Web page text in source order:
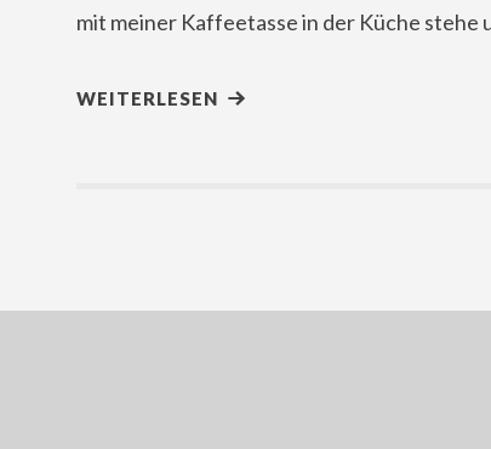
mit meiner Kaffeetasse in der Küche stehe
WEITERLESEN